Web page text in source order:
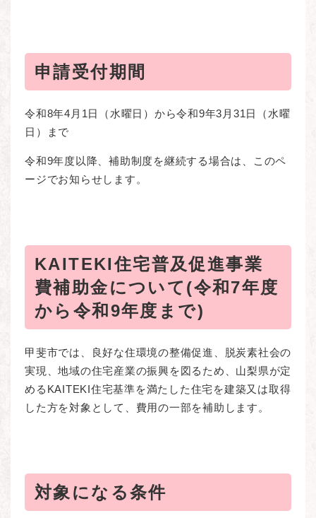
申請受付期間
令和8年4月1日（水曜日）から令和9年3月31日（水曜
日）まで
令和9年度以降、補助制度を継続する場合は、このペ
ージでお知らせします。
KAITEKI住宅普及促進事業
費補助金について(令和7年度
から令和9年度まで)
甲斐市では、良好な住環境の整備促進、脱炭素社会の
実現、地域の住宅産業の振興を図るため、山梨県が定
めるKAITEKI住宅基準を満たした住宅を建築又は取得
した方を対象として、費用の一部を補助します。
対象になる条件